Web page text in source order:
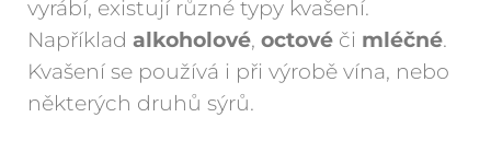
vyrábí, existují různé typy kvašení.
Například alkoholové, octové či mléčné.
Kvašení se používá i při výrobě vína, nebo
některých druhů sýrů.